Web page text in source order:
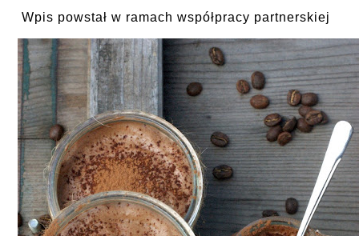
Wpis powstał w ramach współpracy partnerskiej